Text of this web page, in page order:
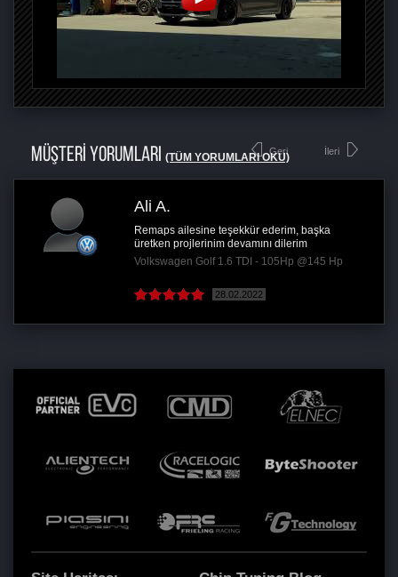
MÜŞTERİ YORUMLARI (TÜM YORUMLARI OKU)
Geri
Ali A.
Remaps ailesine teşekkür ederim, başka
üretken projlerinim devamını dilerim
Volkswagen Golf 1.6 TDI - 105Hp @145 Hp
28.02.2022
İleri